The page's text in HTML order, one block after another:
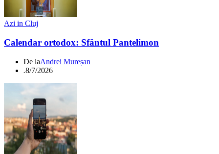
Azi in Cluj
Calendar ortodox: Sfântul Pantelimon
De laAndrei Mureșan
.8/7/2026